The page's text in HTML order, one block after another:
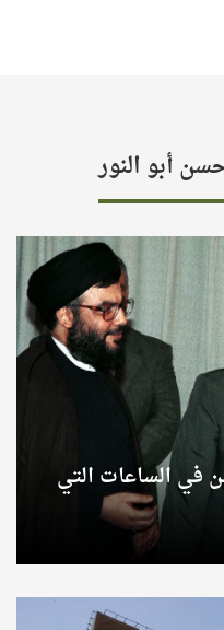
أبو النور
في الساعات التي